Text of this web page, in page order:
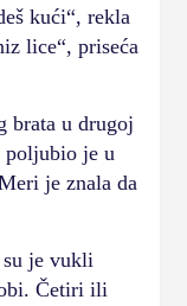
kući“, rekla
lice“, priseća
brata u drugoj
poljubio je u
je znala da
je vukli
Četiri ili